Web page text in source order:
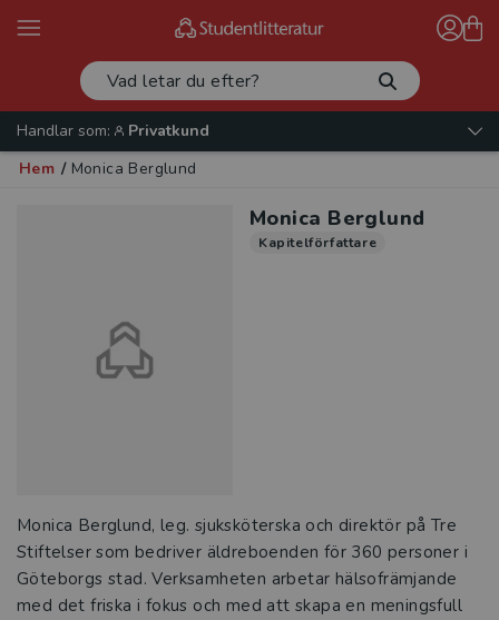
Handlar som:
Privatkund
Hem / Monica Berglund
Monica Berglund
Kapitelförfattare
Monica Berglund, leg. sjuksköterska och direktör på Tre
Stiftelser som bedriver äldreboenden för 360 personer i
Göteborgs stad. Verksamheten arbetar hälsofrämjande
med det friska i fokus och med att skapa en meningsfull